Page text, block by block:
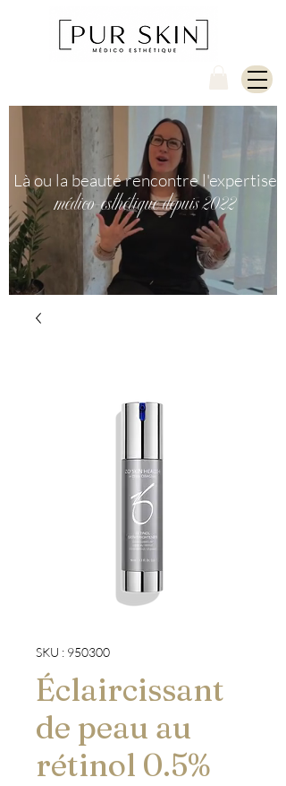
Là ou la beauté rencontre l'expertise
médico-esthétique depuis 2022
SKU : 950300
Éclaircissant
de peau au
rétinol 0.5%